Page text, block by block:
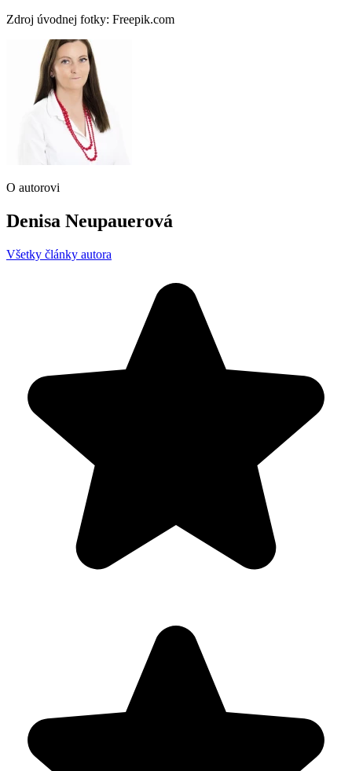
Zdroj úvodnej fotky: Freepik.com
O autorovi
Denisa Neupauerová
Všetky články autora